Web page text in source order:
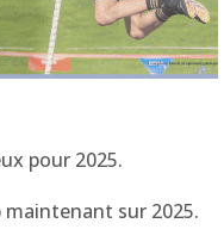
pour 2025.
maintenant sur 2025.